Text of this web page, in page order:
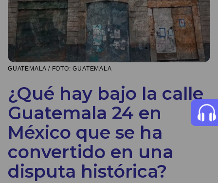
GUATEMALA / FOTO: GUATEMALA
¿Qué hay bajo la calle
Guatemala 24 en
México que se ha
convertido en una
disputa histórica?